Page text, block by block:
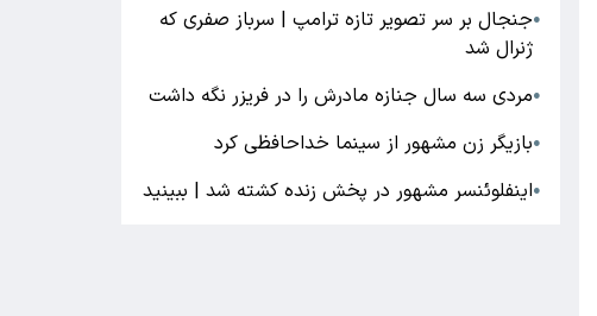
●جنجال بر سر تصویر تازه ترامپ | سرباز صفری که
ژنرال شد
●مردی سه سال جنازه مادرش را در فریزر نگه داشت
●بازیگر زن مشهور از سینما خداحافظی کرد
●اینفلوئنسر مشهور در پخش زنده کشته شد | ببینید